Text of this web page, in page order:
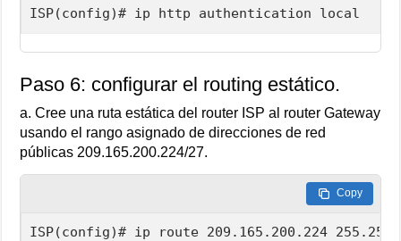
ISP(config)# ip http authentication local
Paso 6: configurar el routing estático.
a. Cree una ruta estática del router ISP al router Gateway
usando el rango asignado de direcciones de red
públicas 209.165.200.224/27.
Copy
ISP(config)# ip route 209.165.200.224